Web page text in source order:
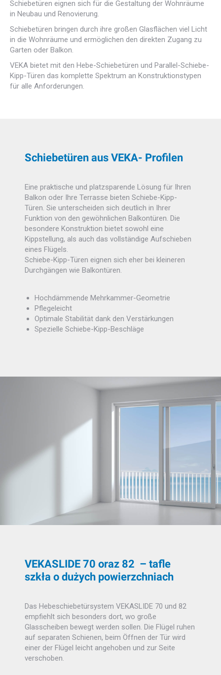
Schiebetüren eignen sich für die Gestaltung der Wohnräume
in Neubau und Renovierung.
Schiebetüren bringen durch ihre großen Glasflächen viel Licht
in die Wohnräume und ermöglichen den direkten Zugang zu
Garten oder Balkon.
VEKA bietet mit den Hebe-Schiebetüren und Parallel-Schiebe-
Kipp-Türen das komplette Spektrum an Konstruktionstypen
für alle Anforderungen.
Schiebetüren aus VEKA- Profilen
Eine praktische und platzsparende Lösung für Ihren
Balkon oder Ihre Terrasse bieten Schiebe-Kipp-
Türen. Sie unterscheiden sich deutlich in Ihrer
Funktion von den gewöhnlichen Balkontüren. Die
besondere Konstruktion bietet sowohl eine
Kippstellung, als auch das vollständige Aufschieben
eines Flügels.
Schiebe-Kipp-Türen eignen sich eher bei kleineren
Durchgängen wie Balkontüren.
Hochdämmende Mehrkammer-Geometrie
Pflegeleicht
Optimale Stabilität dank den Verstärkungen
Spezielle Schiebe-Kipp-Beschläge
VEKASLIDE 70 oraz 82 – tafle
szkła o dużych powierzchniach
Das Hebeschiebetürsystem VEKASLIDE 70 und 82
empfiehlt sich besonders dort, wo große
Glasscheiben bewegt werden sollen. Die Flügel ruhen
auf separaten Schienen, beim Öffnen der Tür wird
einer der Flügel leicht angehoben und zur Seite
verschoben.